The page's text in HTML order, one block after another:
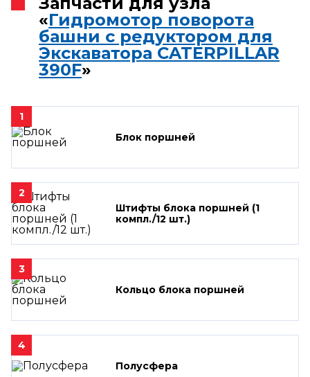
«Гидромотор поворота
башни с редуктором для
Экскаватора CATERPILLAR
390F»
1
Блок поршней
2
Штифты блока поршней (1
компл./12 шт.)
3
Кольцо блока поршней
4
Полусфера